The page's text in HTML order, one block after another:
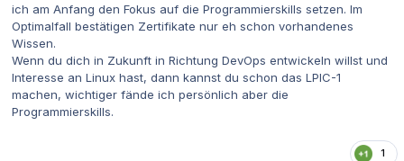
ich am Anfang den Fokus auf die Programmierskills setzen. Im
Optimalfall bestätigen Zertifikate nur eh schon vorhandenes
Wissen.
Wenn du dich in Zukunft in Richtung DevOps entwickeln willst und
Interesse an Linux hast, dann kannst du schon das LPIC-1
machen, wichtiger fände ich persönlich aber die
Programmierskills.
1